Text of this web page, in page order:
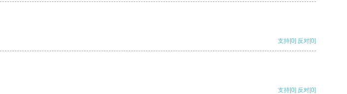
支持[0] 反对[0]
支持[0] 反对[0]